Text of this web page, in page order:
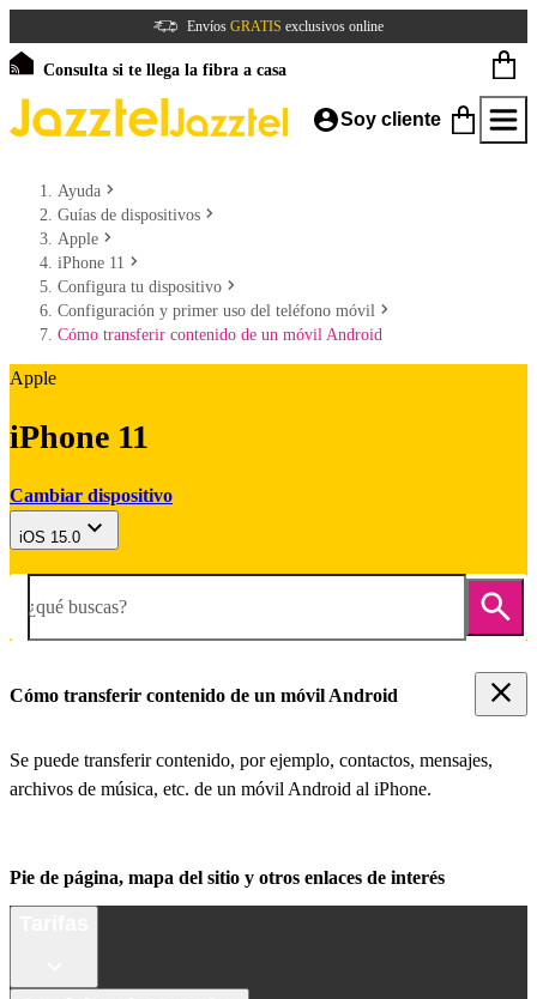
Envíos GRATIS exclusivos online
Consulta si te llega la fibra a casa
Soy cliente
Ayuda
Guías de dispositivos
Apple
iPhone 11
Configura tu dispositivo
Configuración y primer uso del teléfono móvil
Cómo transferir contenido de un móvil Android
Apple
iPhone 11
Cambiar dispositivo
iOS 15.0
¿qué buscas?
Cómo transferir contenido de un móvil Android
Se puede transferir contenido, por ejemplo, contactos, mensajes,
archivos de música, etc. de un móvil Android al iPhone.
Pie de página, mapa del sitio y otros enlaces de interés